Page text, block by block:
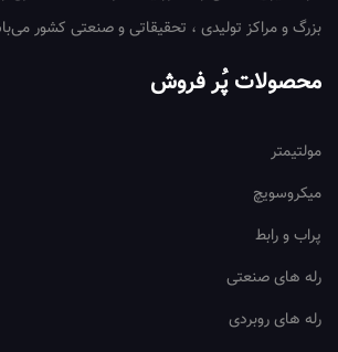
بزرگ و مراکز تولیدی ، تحقیقاتی و صنعتی کشور
محصولات پُر فروش
مولتیمتر
میکروسویچ
پراب و رابط
رله های صنعتی
رله های روبردی